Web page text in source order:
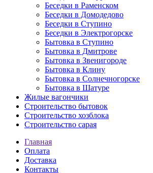
Беседки в Раменском
Беседки в Домодедово
Беседки в Ступино
Беседки в Электрогорске
Бытовка в Ступино
Бытовка в Дмитрове
Бытовка в Звенигороде
Бытовка в Клину
Бытовка в Солнечногорске
Бытовка в Шатуре
Жилые вагончики
Строительство бытовок
Строительство хозблока
Строительство сарая
Главная
Оплата
Доставка
Контакты